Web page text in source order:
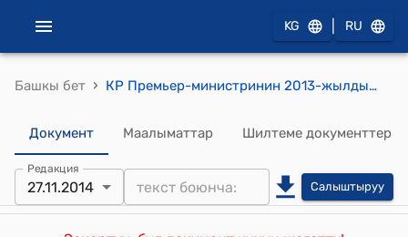
KG RU
Башкы бет › КР Премьер-министринин 2013-жылдын 9-апрелиндеги № 125 (Кыргыз Республикасынын Коргоо министрлигинин коллегиясынын мүчөлөрүн бекитүү тууралуу) буйругу
Документ Маалыматтар Шилтеме документтер
Редакция
27.11.2014 Салыштыруу